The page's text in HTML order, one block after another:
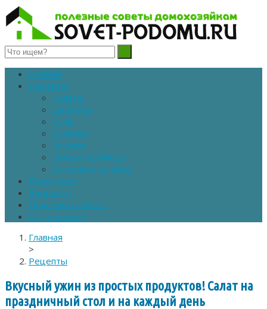
Полезные советы домохозяйкам
Главная
Рецепты
Салаты
Десерты
Супы
Выпечка
Закуски
Основное блюдо
Заготовки на зиму
Похудение
Здоровье
Полезные советы
Сад и огород
Главная
>
Рецепты
Вкусный ужин из простых продуктов! Салат на
праздничный стол и на каждый день